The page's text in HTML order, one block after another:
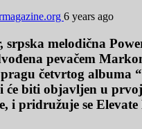
6 years ago
srpska melodična
pevačem
pragu četvrtog albuma
će biti objavljen u
i pridružuje se Elevate